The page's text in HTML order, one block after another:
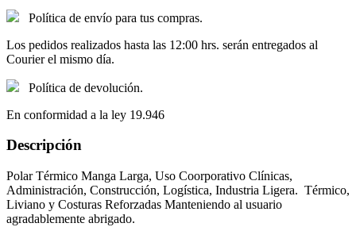
Política de envío para tus compras.
Los pedidos realizados hasta las 12:00 hrs. serán entregados al
Courier el mismo día.
Política de devolución.
En conformidad a la ley 19.946
Descripción
Polar Térmico Manga Larga, Uso Coorporativo Clínicas,
Administración, Construcción, Logística, Industria Ligera. Térmico,
Liviano y Costuras Reforzadas Manteniendo al usuario
agradablemente abrigado.